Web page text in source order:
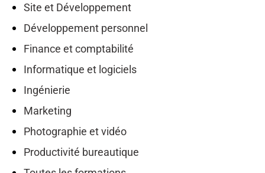
Site et Développement
Développement personnel
Finance et comptabilité
Informatique et logiciels
Ingénierie
Marketing
Photographie et vidéo
Productivité bureautique